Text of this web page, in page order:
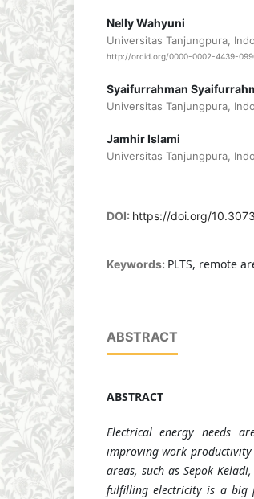
Nelly Wahyuni
Universitas Tanjungpura,
http://orcid.org/0000-0002-4439-
Syaifurrahman
Universitas Tanjungpura,
Jamhir Islami
Universitas Tanjungpura,
DOI: https://doi.org/
Keywords: PLTS, remote
ABSTRACT
ABSTRACT
Electrical energy needs
improving work
areas, such as Sepok
fulfilling electricity is a big